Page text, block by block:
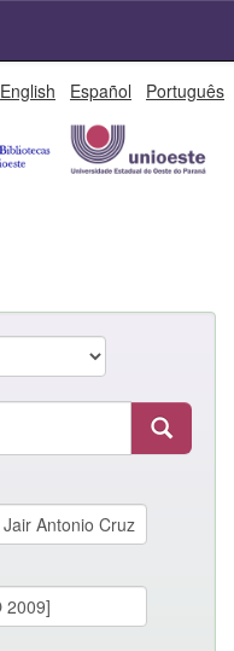
English Español Português